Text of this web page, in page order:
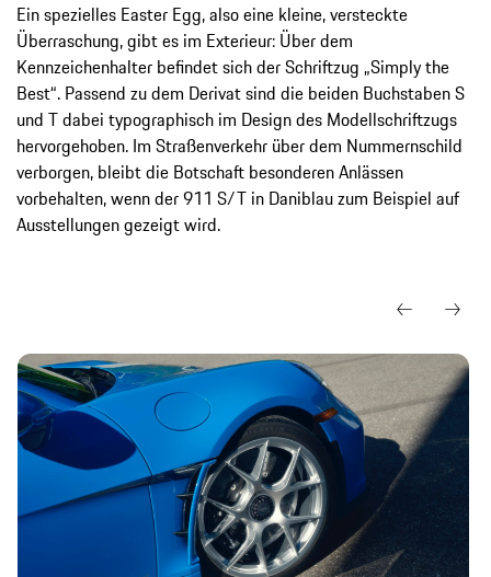
Ein spezielles Easter Egg, also eine kleine, versteckte
Überraschung, gibt es im Exterieur: Über dem
Kennzeichenhalter befindet sich der Schriftzug „Simply the
Best“. Passend zu dem Derivat sind die beiden Buchstaben S
und T dabei typographisch im Design des Modellschriftzugs
hervorgehoben. Im Straßenverkehr über dem Nummernschild
verborgen, bleibt die Botschaft besonderen Anlässen
vorbehalten, wenn der 911 S/T in Daniblau zum Beispiel auf
Ausstellungen gezeigt wird.